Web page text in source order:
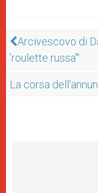
Arcivescovo di
'roulette russa'"
La corsa